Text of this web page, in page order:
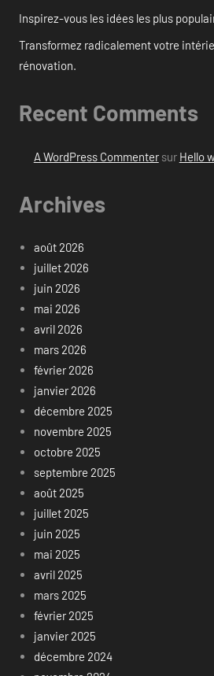
Inspirez-vous les idées les plus
Transformez radicalement votre
rénovation.
Recent Comments
A WordPress Commentersur Hello
Archives
août 2026
juillet 2026
juin 2026
mai 2026
avril 2026
mars 2026
février 2026
janvier 2026
décembre 2025
novembre 2025
octobre 2025
septembre 2025
août 2025
juillet 2025
juin 2025
mai 2025
avril 2025
mars 2025
février 2025
janvier 2025
décembre 2024